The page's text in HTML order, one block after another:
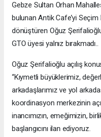
Gebze Sultan Orhan
bulunan Antik Cafe’yi
dönüştüren Oğuz
GTO üyesi yalnız bırakmadı..
Oğuz Şerifalioğlu açılış
“Kıymetli büyüklerimiz,
arkadaşlarımız ve yol
koordinasyon merkezinin
inancımızın, emeğimizin,
başlangıcını ilan ediyoruz.